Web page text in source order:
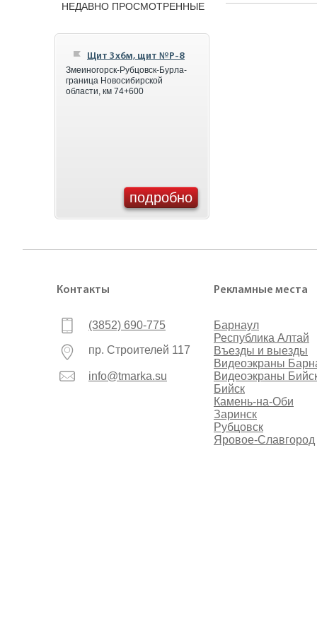
НЕДАВНО ПРОСМОТРЕННЫЕ
Щит 3x6м, щит №Р-8
Змеиногорск-Рубцовск-Бурла-
граница Новосибирской
области, км 74+600
подробно
Контакты
(3852) 690-775
пр. Строителей 117
info@tmarka.su
Рекламные места
Барнаул
Республика Алтай
Въезды и выезды
Видеоэкраны
Видеоэкраны
Бийск
Камень-на-Оби
Заринск
Рубцовск
Яровое-Славгород